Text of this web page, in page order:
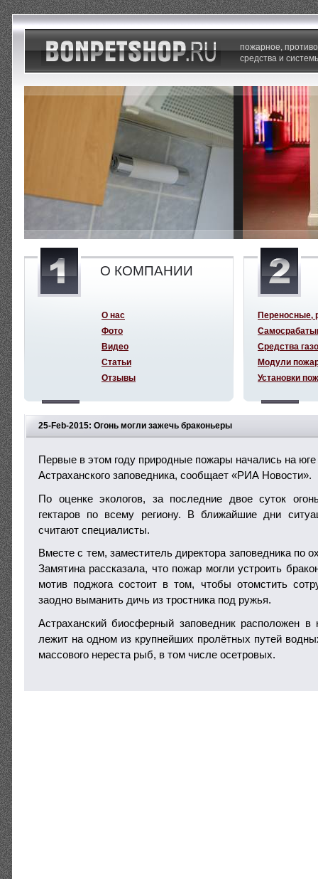
25-Feb-2015: Огонь могли зажечь браконьеры
Первые в этом году природные пожары начались на юге
Астраханского заповедника, сообщает «РИА Новости».
По оценке экологов, за последние двое суток
гектаров по всему региону. В ближайшие дни
считают специалисты.
Вместе с тем, заместитель директора заповедника по
Замятина рассказала, что пожар могли устроить
мотив поджога состоит в том, чтобы отомстить
заодно выманить дичь из тростника под ружья.
Астраханский биосферный заповедник расположен в
лежит на одном из крупнейших пролётных путей
массового нереста рыб, в том числе осетровых.
пожарное,
средства и
О КОМПАНИИ
О нас
Фото
Видео
Статьи
Отзывы
Переносные,
Средства
Модули
Установки